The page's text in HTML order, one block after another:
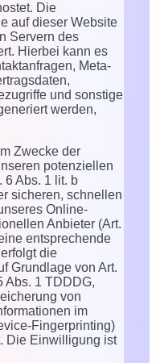
Die
auf dieser Website
Servern des
Hierbei kann es
Meta-
und sonstige
werden,
Zwecke der
potenziellen
6 Abs. 1 lit. b
sicheren, schnellen
Online-
Anbieter (Art.
entsprechende
die
Grundlage von Art.
Abs. 1 TDDDG,
von
im
Fingerprinting)
Die Einwilligung ist